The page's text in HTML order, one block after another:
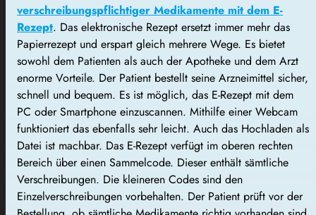
verschreibungspflichtiger Medikamente mit dem E-
Rezept. Das elektronische Rezept ersetzt immer mehr das
Papierrezept und erspart gleich mehrere Wege. Es bietet
sowohl dem Patienten als auch der Apotheke und dem Arzt
enorme Vorteile. Der Patient bestellt seine Arzneimittel sicher,
schnell und bequem. Es ist möglich, das E-Rezept mit dem
PC oder Smartphone einzuscannen. Mithilfe einer Webcam
funktioniert das ebenfalls sehr leicht. Auch das Hochladen als
Datei ist machbar. Das E-Rezept verfügt im oberen rechten
Bereich über einen Sammelcode. Dieser enthält sämtliche
Verschreibungen. Die kleineren Codes sind den
Einzelverschreibungen vorbehalten. Der Patient prüft vor der